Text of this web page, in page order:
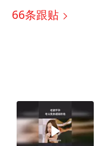
66条跟贴